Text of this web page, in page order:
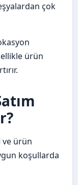
çok
ürün
ve ürün
koşullarda